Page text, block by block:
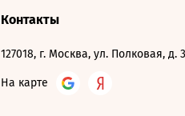
Контакты
127018, г. Москва, ул. Полковая, д.
На карте